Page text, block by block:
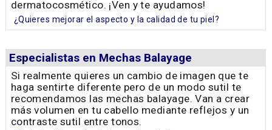
dermatocosmético. ¡Ven y te ayudamos!
¿Quieres mejorar el aspecto y la calidad de tu piel?
Especialistas en Mechas Balayage
Si realmente quieres un cambio de imagen que te
haga sentirte diferente pero de un modo sutil te
recomendamos las mechas balayage. Van a crear
más volumen en tu cabello mediante reflejos y un
contraste sutil entre tonos.